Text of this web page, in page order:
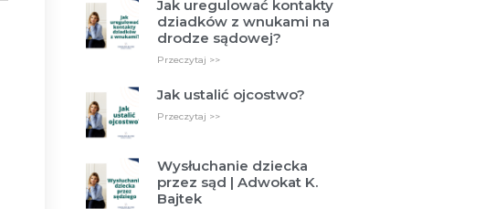
Jak uregulować kontakty
dziadków z wnukami na
drodze sądowej?
Przeczytaj >>
Jak ustalić ojcostwo?
Przeczytaj >>
Wysłuchanie dziecka
przez sąd | Adwokat K.
Bajtek